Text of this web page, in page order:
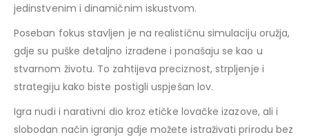
jedinstvenim i dinamičnim iskustvom.
Poseban fokus stavljen je na realističnu simulaciju oružja,
gdje su puške detaljno izrađene i ponašaju se kao u
stvarnom životu. To zahtijeva preciznost, strpljenje i
strategiju kako biste postigli uspješan lov.
Igra nudi i narativni dio kroz etičke lovačke izazove, ali i
slobodan način igranja gdje možete istraživati prirodu bez